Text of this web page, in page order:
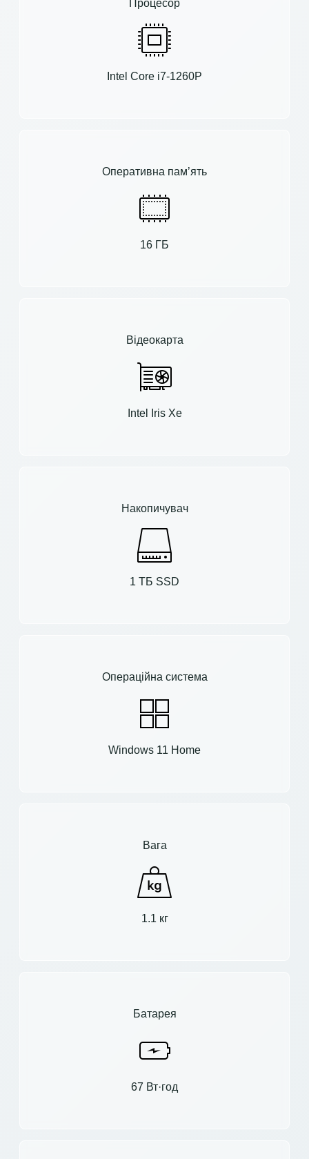
Процесор
Intel Core i7-1260P
Оперативна пам’ять
16 ГБ
Відеокарта
Intel Iris Xe
Накопичувач
1 ТБ SSD
Операційна система
Windows 11 Home
Вага
1.1 кг
Батарея
67 Вт·год